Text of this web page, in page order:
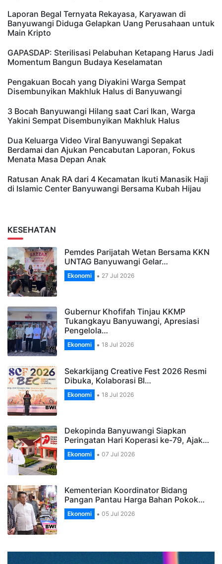
Laporan Begal Ternyata Rekayasa, Karyawan di
Banyuwangi Diduga Gelapkan Uang Perusahaan untuk
Main Kripto
GAPASDAP: Sterilisasi Pelabuhan Ketapang Harus Jadi
Momentum Bangun Budaya Keselamatan
Pengakuan Bocah yang Diyakini Warga Sempat
Disembunyikan Makhluk Halus di Banyuwangi
3 Bocah Banyuwangi Hilang saat Cari Ikan, Warga
Yakini Sempat Disembunyikan Makhluk Halus
Dua Keluarga Video Viral Banyuwangi Sepakat
Berdamai dan Ajukan Pencabutan Laporan, Fokus
Menata Masa Depan Anak
Ratusan Anak RA dari 4 Kecamatan Ikuti Manasik Haji
di Islamic Center Banyuwangi Bersama Kubah Hijau
KESEHATAN
Pemdes Parijatah Wetan Bersama KKN
UNTAG Banyuwangi Gelar…
Ekonomi 27 Jul 2026
Gubernur Khofifah Tinjau KKMP
Tukangkayu Banyuwangi, Apresiasi
Pengelola…
Ekonomi 18 Jul 2026
Sekarkijang Creative Fest 2026 Resmi
Dibuka, Kolaborasi BI…
Ekonomi 18 Jul 2026
Dekopinda Banyuwangi Siapkan
Peringatan Hari Koperasi ke-79, Ajak…
Ekonomi 07 Jul 2026
Kementerian Koordinator Bidang
Pangan Pantau Harga Bahan Pokok…
Ekonomi 05 Jul 2026